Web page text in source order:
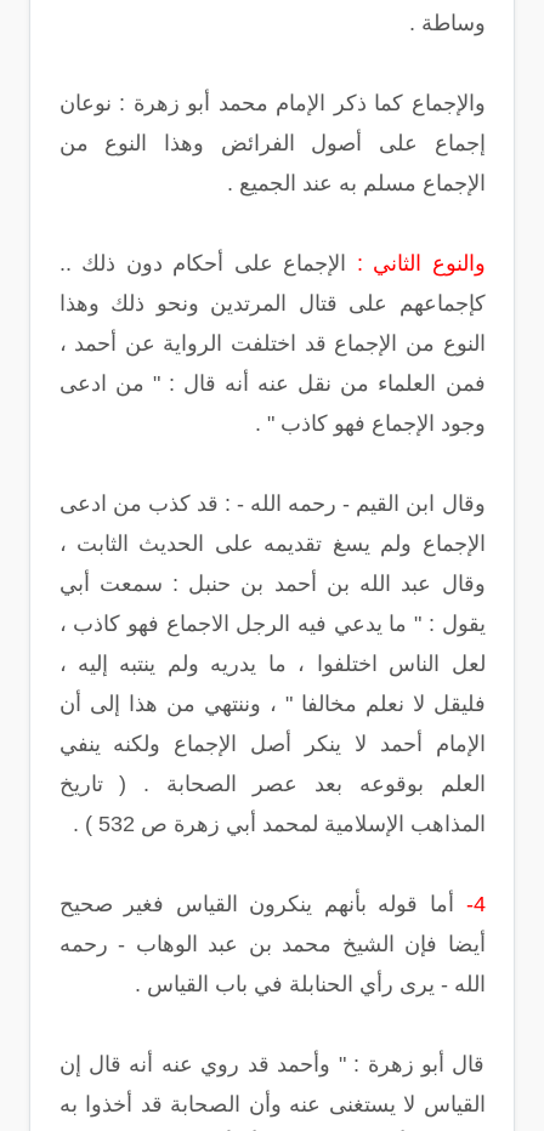
وساطة .
والإجماع كما ذكر الإمام محمد أبو زهرة : نوعان
إجماع على أصول الفرائض وهذا النوع من
الإجماع مسلم به عند الجميع .
والنوع الثاني : الإجماع على أحكام دون ذلك ..
كإجماعهم على قتال المرتدين ونحو ذلك وهذا
النوع من الإجماع قد اختلفت الرواية عن أحمد ،
فمن العلماء من نقل عنه أنه قال : " من ادعى
وجود الإجماع فهو كاذب " .
وقال ابن القيم - رحمه الله - : قد كذب من ادعى
الإجماع ولم يسغ تقديمه على الحديث الثابت ،
وقال عبد الله بن أحمد بن حنبل : سمعت أبي
يقول : " ما يدعي فيه الرجل الاجماع فهو كاذب ،
لعل الناس اختلفوا ، ما يدريه ولم ينتبه إليه ،
فليقل لا نعلم مخالفا " ، وننتهي من هذا إلى أن
الإمام أحمد لا ينكر أصل الإجماع ولكنه ينفي
العلم بوقوعه بعد عصر الصحابة . ( تاريخ
المذاهب الإسلامية لمحمد أبي زهرة ص 532 ) .
4-
أما قوله بأنهم ينكرون القياس فغير صحيح
أيضا فإن الشيخ محمد بن عبد الوهاب - رحمه
الله - يرى رأي الحنابلة في باب القياس .
قال أبو زهرة : " وأحمد قد روي عنه أنه قال إن
القياس لا يستغنى عنه وأن الصحابة قد أخذوا به